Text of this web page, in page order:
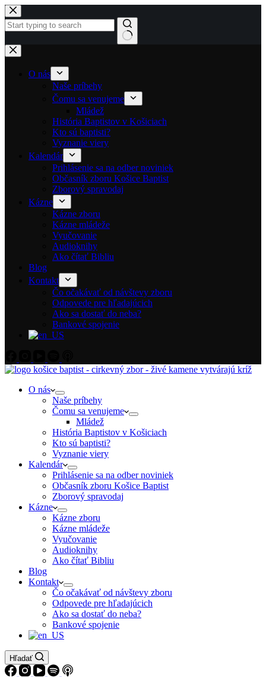
Skip to content
No results
O nás
Naše príbehy
Čomu sa venujeme
Mládež
História Baptistov v Košiciach
Kto sú baptisti?
Vyznanie viery
Kalendár
Prihlásenie sa na odber noviniek
Občasník zboru Košice Baptist
Zborový spravodaj
Kázne
Kázne zboru
Kázne mládeže
Vyučovanie
Audioknihy
Ako čítať Bibliu
Blog
Kontakt
Čo očakávať od návštevy zboru
Odpovede pre hľadajúcich
Ako sa dostať do neba?
Bankové spojenie
O nás
Naše príbehy
Čomu sa venujeme
Mládež
História Baptistov v Košiciach
Kto sú baptisti?
Vyznanie viery
Kalendár
Prihlásenie sa na odber noviniek
Občasník zboru Košice Baptist
Zborový spravodaj
Kázne
Kázne zboru
Kázne mládeže
Vyučovanie
Audioknihy
Ako čítať Bibliu
Blog
Kontakt
Čo očakávať od návštevy zboru
Odpovede pre hľadajúcich
Ako sa dostať do neba?
Bankové spojenie
Hľadať